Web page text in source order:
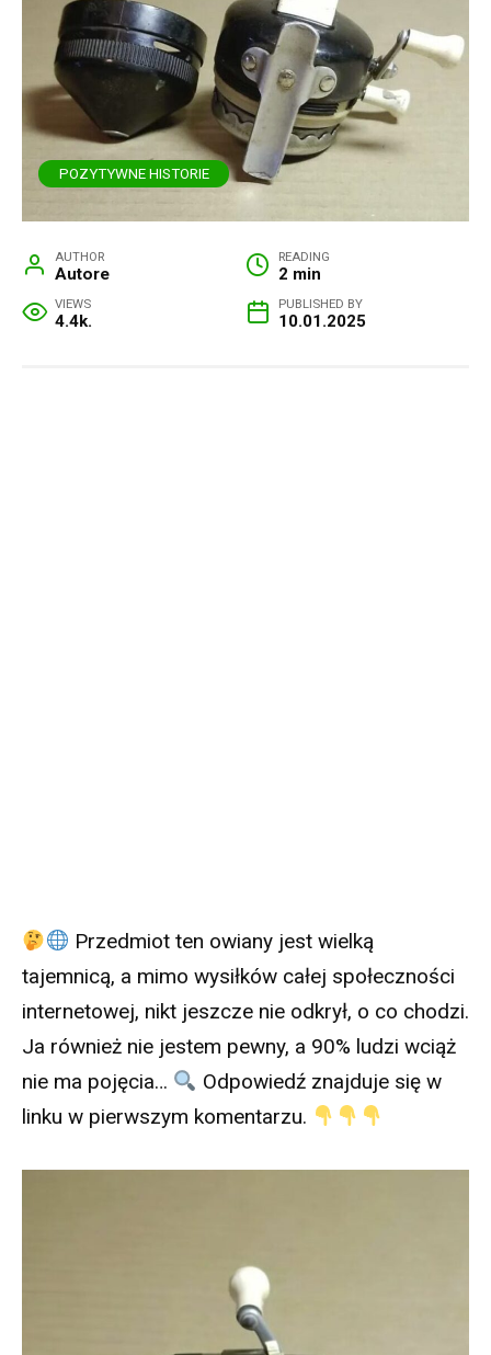
POZYTYWNE HISTORIE
AUTHOR
Autore
READING
2 min
VIEWS
4.4k.
PUBLISHED BY
10.01.2025
Przedmiot ten owiany jest wielką
tajemnicą, a mimo wysiłków całej społeczności
internetowej, nikt jeszcze nie odkrył, o co chodzi.
Ja również nie jestem pewny, a 90% ludzi wciąż
nie ma pojęcia…
Odpowiedź znajduje się w
linku w pierwszym komentarzu.